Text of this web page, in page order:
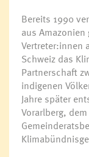
Bereits 1990
aus
Vertreter:innen
Schweiz das
Partnerschaft
indigenen
Jahre später
Vorarlberg,